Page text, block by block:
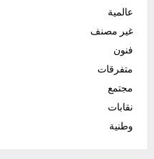
عالمية
غير مصنف
فنون
متفرقات
مجتمع
نقابات
وطنية